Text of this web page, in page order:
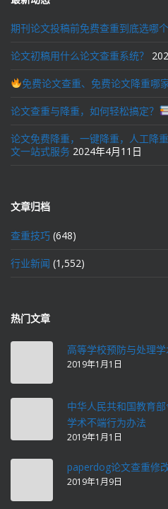
期刊论文投稿前免费查重到底选哪
论文初稿用什么论文查重系统？
免费论文查重、免费论文降重哪
论文查重与降重，如何轻松搞定？
论文免费降重，一键降重，人工降
文一站式服务 2024年4月11日
文章归档
查重技巧 (648)
行业新闻 (1,552)
热门文章
高等学校预防与处理
2019年1月1日
中华人民共和国教育
学术不端行为办法
2019年1月1日
paperdog论文查重修
2019年1月9日